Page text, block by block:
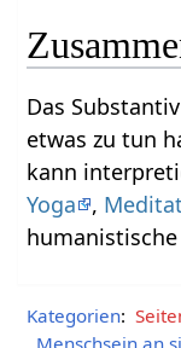
Das Substantiv
etwas zu tun
kann
Yoga
,
humanistische
Kategorien: